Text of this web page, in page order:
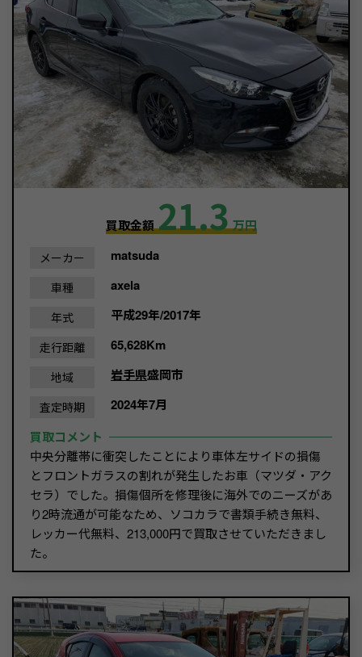
買取金額21.3万円
メーカー matsuda
車種 axela
年式 平成29年/2017年
走行距離 65,628Km
地域 岩手県盛岡市
査定時期
2024年7月
買取コメント
中央分離帯に衝突したことにより車体左サイドの損傷
とフロントガラスの割れが発生したお車（マツダ・アク
セラ）でした。損傷個所を修理後に海外でのニーズがあ
り2時流通が可能なため、ソコカラで書類手続き無料、
レッカー代無料、213,000円で買取させていただきまし
た。